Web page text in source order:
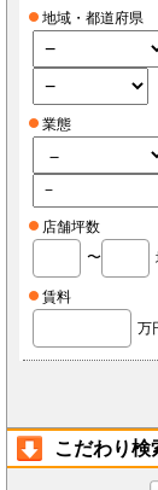
日本国外に
破産状態
差押え、仮
二重に会
当社、本サ
公序良俗
前項の措置によ
会員は当社が書
ないものとします
会員は、当社へ
の情報を当社へ
会員は、当社へ
合、当社所定の
（以下「導入店
開示し、もしく
使用、不正使用
ん。
会員は、紛失、
た場合、またそ
に従うものとし
地域・都道府県
業態
店舗坪数
〜
賃料
万
こだわり検